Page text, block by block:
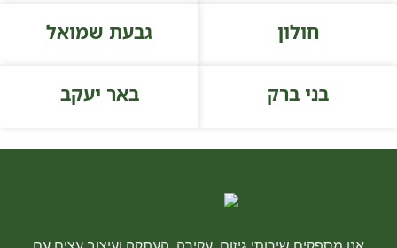
חולון גבעת שמואל
בני ברק באר יעקב